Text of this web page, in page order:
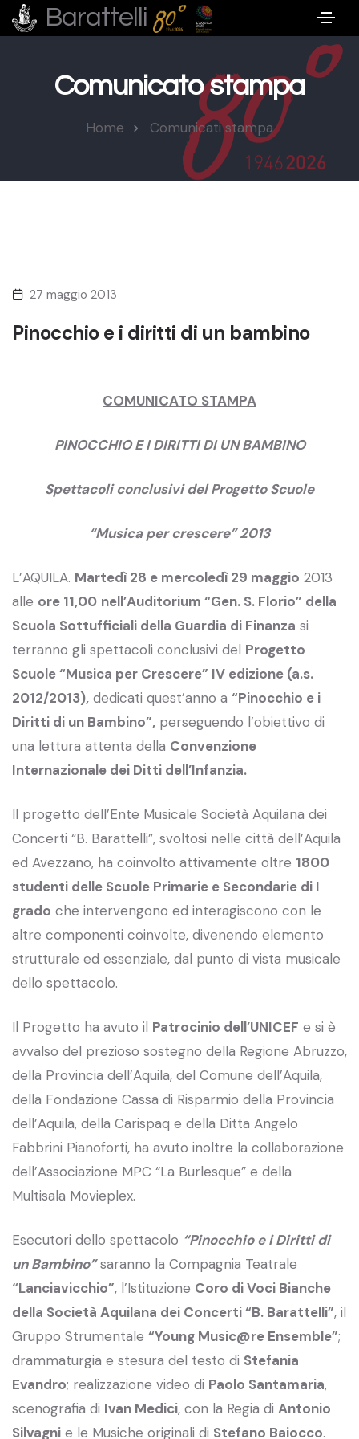
Barattelli
Comunicato stampa
Home Comunicati stampa
27 maggio 2013
Pinocchio e i diritti di un bambino
COMUNICATO STAMPA
PINOCCHIO E I DIRITTI DI UN BAMBINO
Spettacoli conclusivi del Progetto Scuole
“Musica per crescere” 2013
L’AQUILA. Martedì 28 e mercoledì 29 maggio 2013
alle ore 11,00 nell’Auditorium “Gen. S. Florio” della
Scuola Sottufficiali della Guardia di Finanza si
terranno gli spettacoli conclusivi del Progetto
Scuole “Musica per Crescere” IV edizione (a.s.
2012/2013), dedicati quest’anno a “Pinocchio e i
Diritti di un Bambino”, perseguendo l’obiettivo di
una lettura attenta della Convenzione
Internazionale dei Ditti dell’Infanzia.
Il progetto dell’Ente Musicale Società Aquilana dei
Concerti “B. Barattelli”, svoltosi nelle città dell’Aquila
ed Avezzano, ha coinvolto attivamente oltre 1800
studenti delle Scuole Primarie e Secondarie di I
grado che intervengono ed interagiscono con le
altre componenti coinvolte, divenendo elemento
strutturale ed essenziale, dal punto di vista musicale
dello spettacolo.
Il Progetto ha avuto il Patrocinio dell’UNICEF e si è
avvalso del prezioso sostegno della Regione Abruzzo,
della Provincia dell’Aquila, del Comune dell’Aquila,
della Fondazione Cassa di Risparmio della Provincia
dell’Aquila, della Carispaq e della Ditta Angelo
Fabbrini Pianoforti, ha avuto inoltre la collaborazione
dell’Associazione MPC “La Burlesque” e della
Multisala Movieplex.
Esecutori dello spettacolo “Pinocchio e i Diritti di
un Bambino”saranno la Compagnia Teatrale
“Lanciavicchio”, l’Istituzione Coro di Voci Bianche
della Società Aquilana dei Concerti “B. Barattelli”, il
Gruppo Strumentale “Young Music@re Ensemble”;
drammaturgia e stesura del testo di Stefania
Evandro; realizzazione video di Paolo Santamaria,
scenografia di Ivan Medici, con la Regia di Antonio
Silvagni e le Musiche originali di Stefano Baiocco.